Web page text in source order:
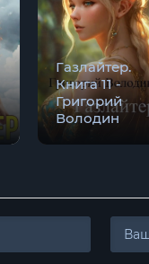
Газлайтер.
Книга 11 -
Григорий
Володин